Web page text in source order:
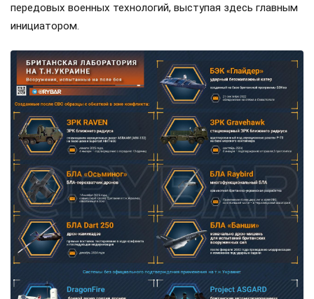
передовых военных технологий, выступая здесь главным
инициатором.